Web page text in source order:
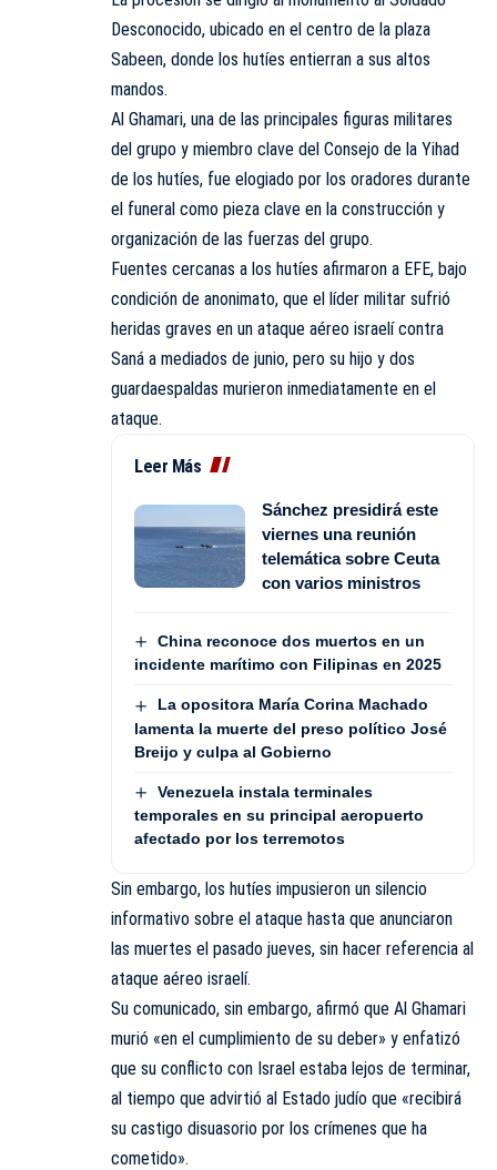
Desconocido, ubicado en el centro de la plaza
Sabeen, donde los hutíes entierran a sus altos
mandos.
Al Ghamari, una de las principales figuras militares
del grupo y miembro clave del Consejo de la Yihad
de los hutíes, fue elogiado por los oradores durante
el funeral como pieza clave en la construcción y
organización de las fuerzas del grupo.
Fuentes cercanas a los hutíes afirmaron a EFE, bajo
condición de anonimato, que el líder militar sufrió
heridas graves en un ataque aéreo israelí contra
Saná a mediados de junio, pero su hijo y dos
guardaespaldas murieron inmediatamente en el
ataque.
Leer Más
Sánchez presidirá este
viernes una reunión
telemática sobre Ceuta
con varios ministros
China reconoce dos muertos en un
incidente marítimo con Filipinas en 2025
La opositora María Corina Machado
lamenta la muerte del preso político José
Breijo y culpa al Gobierno
Venezuela instala terminales
temporales en su principal aeropuerto
afectado por los terremotos
Sin embargo, los hutíes impusieron un silencio
informativo sobre el ataque hasta que anunciaron
las muertes el pasado jueves, sin hacer referencia al
ataque aéreo israelí.
Su comunicado, sin embargo, afirmó que Al Ghamari
murió «en el cumplimiento de su deber» y enfatizó
que su conflicto con Israel estaba lejos de terminar,
al tiempo que advirtió al Estado judío que «recibirá
su castigo disuasorio por los crímenes que ha
cometido».